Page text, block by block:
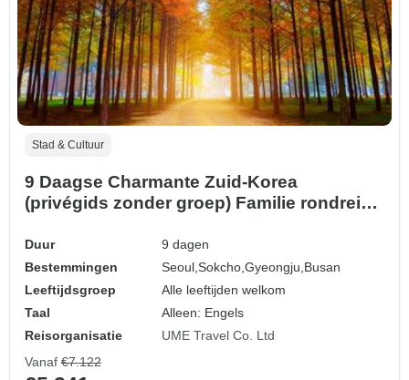
Stad & Cultuur
9 Daagse Charmante Zuid-Korea
(privégids zonder groep) Familie rondreis
Duur
9 dagen
Bestemmingen
Seoul,Sokcho,Gyeongju,Busan
Leeftijdsgroep
Alle leeftijden welkom
Taal
Alleen: Engels
Reisorganisatie
UME Travel Co. Ltd
Vanaf €7.122